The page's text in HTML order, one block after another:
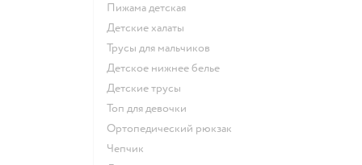
Пижама детская
Детские халаты
Трусы для мальчиков
Детское нижнее белье
Детские трусы
Топ для девочки
Ортопедический рюкзак
Чепчик